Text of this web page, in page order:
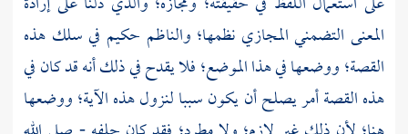
المعنى التضمني المجازي نظمها؛ والناظم حكيم في سلك هذه
القصة؛ ووضعها في هذا الموضع؛ فلا يقدح في ذلك أنه قد كان في
هذه القصة أمر يصلح أن يكون سببا لنزول هذه الآية؛ ووضعها